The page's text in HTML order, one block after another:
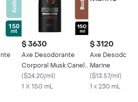
$ 3630
Axe Desodorante
Corporal Musk Canela
y Ámbar en Spray
($24.20/ml)
1 X 150 mL
$ 3120
Axe
Marine
($13.57/ml)
1 x 230 mL